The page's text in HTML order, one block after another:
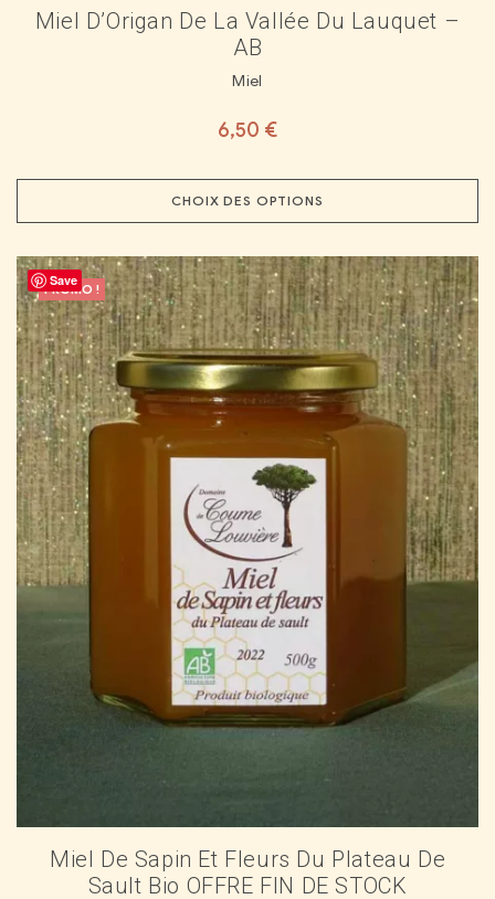
Miel D’Origan De La Vallée Du Lauquet –
AB
Miel
6,50 €
CHOIX DES OPTIONS
Save
PROMO !
Miel De Sapin Et Fleurs Du Plateau De
Sault Bio OFFRE FIN DE STOCK